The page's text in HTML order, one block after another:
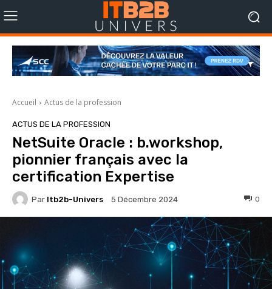
Accueil Actus de la profession
ACTUS DE LA PROFESSION
NetSuite Oracle : b.workshop,
pionnier français avec la
certification Expertise
Par Itb2b-Univers 5 Décembre 2024 0